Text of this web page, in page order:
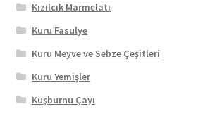
Kızılcık Marmelatı
Kuru Fasulye
Kuru Meyve ve Sebze Çeşitleri
Kuru Yemişler
Kuşburnu Çayı